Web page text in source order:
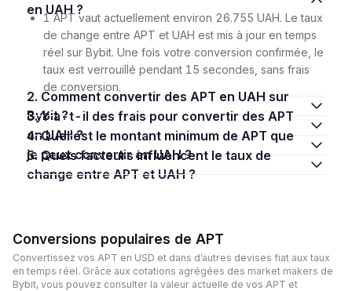
en UAH ?
1 APT vaut actuellement environ 26.755 UAH. Le taux
de change entre APT et UAH est mis à jour en temps
réel sur Bybit. Une fois votre conversion confirmée, le
taux est verrouillé pendant 15 secondes, sans frais
de conversion.
2. Comment convertir des APT en UAH sur
Bybit ?
3. Y a-t-il des frais pour convertir des APT
en UAH ?
4. Quel est le montant minimum de APT que
je peux convertir en UAH ?
5. Quels facteurs influencent le taux de
change entre APT et UAH ?
Conversions populaires de APT
Convertissez vos APT en USD et dans d’autres devises fiat aux taux
en temps réel. Grâce aux cotations agrégées des market makers de
Bybit, vous pouvez consulter la valeur actuelle de vos APT et